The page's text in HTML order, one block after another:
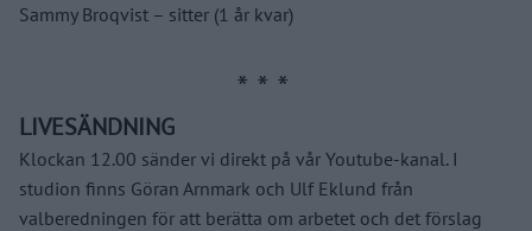
Sammy Broqvist – sitter (1 år kvar)
LIVESÄNDNING
Klockan 12.00 sänder vi direkt på vår Youtube-kanal. I
studion finns Göran Arnmark och Ulf Eklund från
valberedningen för att berätta om arbetet och det förslag